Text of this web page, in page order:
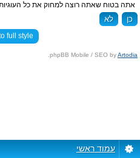
אתה בטוח שאתה רוצה למחוק את כל
full style
phpBB Mobile / SEO byArtodia
.
עמוד ראשי